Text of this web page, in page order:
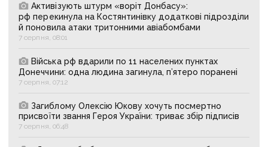
Активізують штурм «воріт Донбасу»:
рф перекинула на Костянтинівку додаткові підрозділи
й поновила атаки тритонними авіабомбами
7 серпня, 08:01
Війська рф вдарили по 11 населених пунктах
Донеччини: одна людина загинула, п’ятеро поранені
7 серпня, 07:12
Загиблому Олексію Юкову хочуть посмертно
присвоїти звання Героя України: триває збір підписів
7 серпня, 06:48